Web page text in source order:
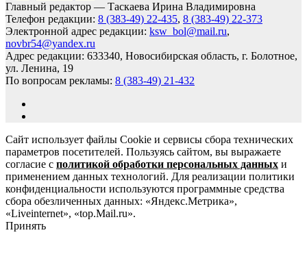
Главный редактор — Таскаева Ирина Владимировна
Телефон редакции: 8 (383-49) 22-435, 8 (383-49) 22-373
Электронной адрес редакции: ksw_bol@mail.ru,
novbr54@yandex.ru
Адрес редакции: 633340, Новосибирская область, г. Болотное,
ул. Ленина, 19
По вопросам рекламы: 8 (383-49) 21-432
Сайт использует файлы Cookie и сервисы сбора технических
параметров посетителей. Пользуясь сайтом, вы выражаете
согласие с политикой обработки персональных данных и
применением данных технологий. Для реализации политики
конфиденциальности используются программные средства
сбора обезличенных данных: «Яндекс.Метрика»,
«Liveinternet», «top.Mail.ru».
Принять